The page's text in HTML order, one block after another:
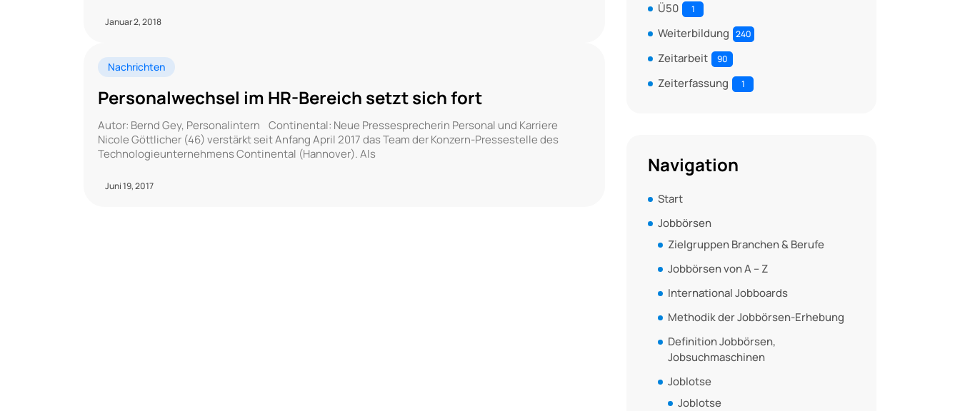
Januar 2, 2018
Nachrichten
Personalwechsel im HR-Bereich setzt sich fort
Autor: Bernd Gey, Personalintern Continental: Neue Pressesprecherin Personal und Karriere
Nicole Göttlicher (46) verstärkt seit Anfang April 2017 das Team der Konzern-Pressestelle des
Technologieunternehmens Continental (Hannover). Als
Juni 19, 2017
Ü50 1
Weiterbildung 240
Zeitarbeit 90
Zeiterfassung 1
Navigation
Start
Jobbörsen
Zielgruppen Branchen & Berufe
Jobbörsen von A – Z
International Jobboards
Methodik der Jobbörsen-Erhebung
Definition Jobbörsen,
Jobsuchmaschinen
Joblotse
Joblotse